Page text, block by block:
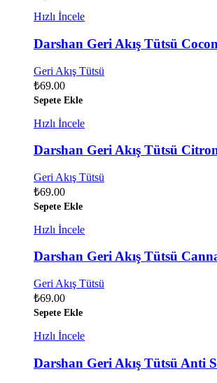
Hızlı İncele
Darshan Geri Akış Tütsü
Geri Akış Tütsü
₺69.00
Sepete Ekle
Hızlı İncele
Darshan Geri Akış Tütsü
Geri Akış Tütsü
₺69.00
Sepete Ekle
Hızlı İncele
Darshan Geri Akış Tütsü
Geri Akış Tütsü
₺69.00
Sepete Ekle
Hızlı İncele
Darshan Geri Akış Tütsü Anti